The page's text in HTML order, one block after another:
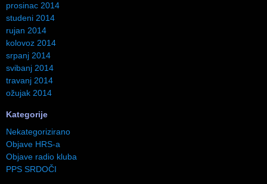
prosinac 2014
studeni 2014
rujan 2014
kolovoz 2014
srpanj 2014
svibanj 2014
travanj 2014
ožujak 2014
Kategorije
Nekategorizirano
Objave HRS-a
Objave radio kluba
PPS SRDOČI